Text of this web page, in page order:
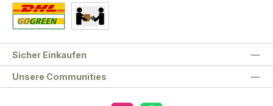
Unsere Communities
Sicher Einkaufen